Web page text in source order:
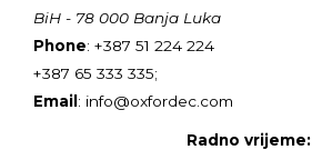
BiH - 78 000 Banja Luka
Phone: +387 51 224 224
+387 65 333 335;
Email: info@oxfordec.com
Radno vrijeme: